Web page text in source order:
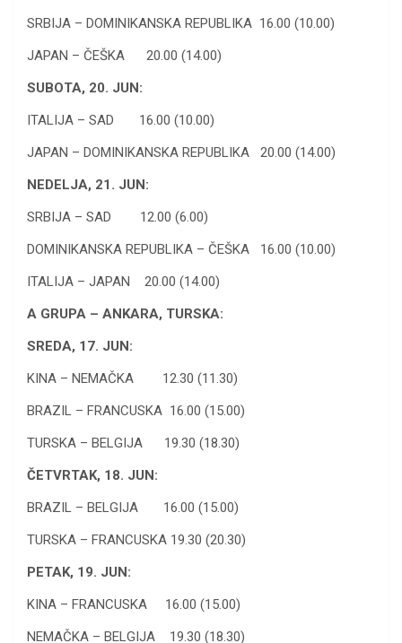
SRBIJA – DOMINIKANSKA REPUBLIKA 16.00 (10.00)
JAPAN – ČEŠKA 20.00 (14.00)
SUBOTA, 20. JUN:
ITALIJA – SAD 16.00 (10.00)
JAPAN – DOMINIKANSKA REPUBLIKA 20.00 (14.00)
NEDELJA, 21. JUN:
SRBIJA – SAD 12.00 (6.00)
DOMINIKANSKA REPUBLIKA – ČEŠKA 16.00 (10.00)
ITALIJA – JAPAN 20.00 (14.00)
A GRUPA – ANKARA, TURSKA:
SREDA, 17. JUN:
KINA – NEMAČKA 12.30 (11.30)
BRAZIL – FRANCUSKA 16.00 (15.00)
TURSKA – BELGIJA 19.30 (18.30)
ČETVRTAK, 18. JUN:
BRAZIL – BELGIJA 16.00 (15.00)
TURSKA – FRANCUSKA 19.30 (20.30)
PETAK, 19. JUN:
KINA – FRANCUSKA 16.00 (15.00)
NEMAČKA – BELGIJA 19.30 (18.30)